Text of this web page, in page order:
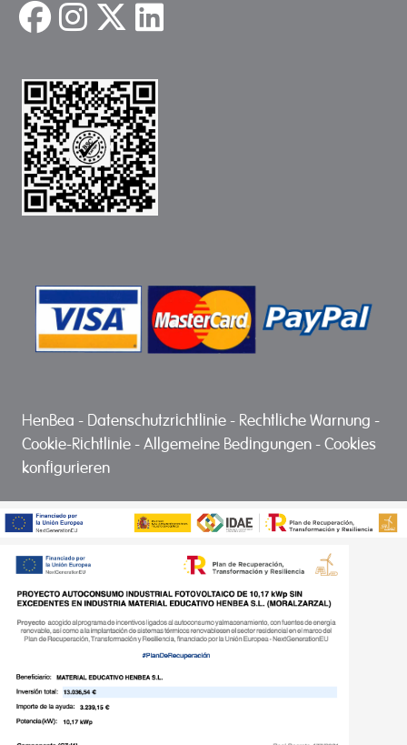
HenBea - Datenschutzrichtlinie - Rechtliche Warnung -
Cookie-Richtlinie -Allgemeine Bedingungen -Cookies
konfigurieren